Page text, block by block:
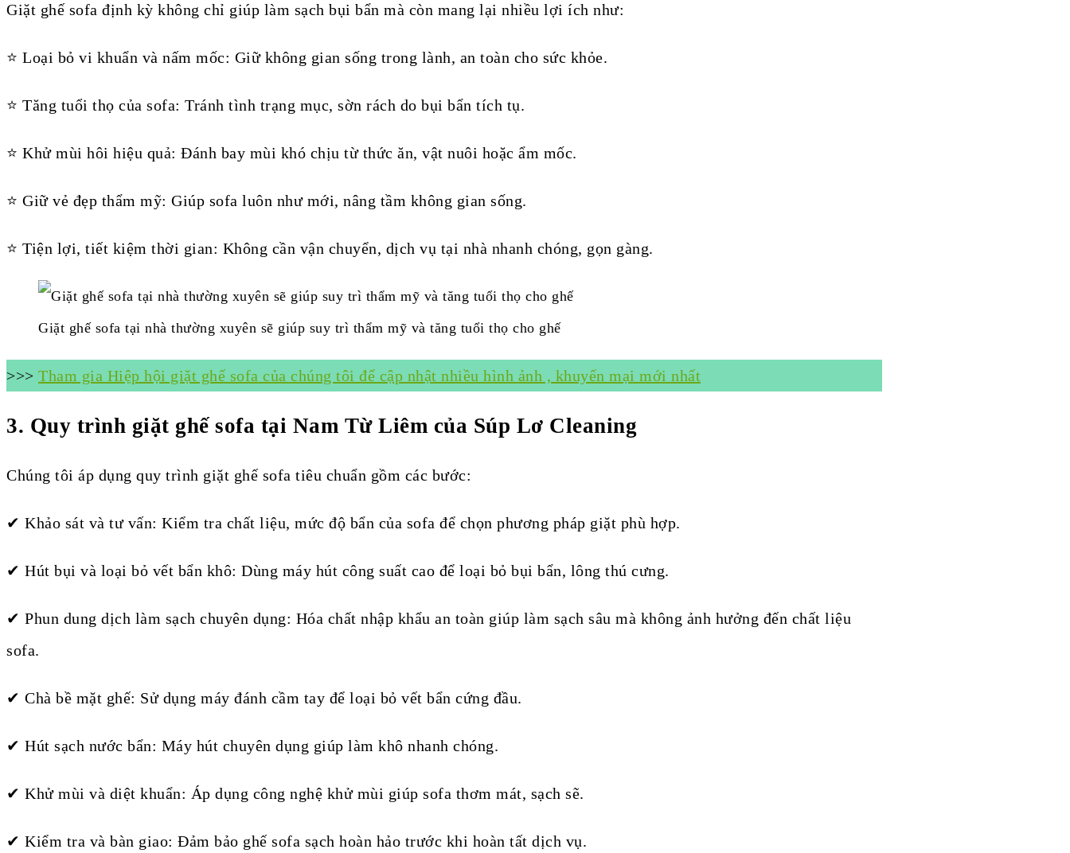
Giặt ghế sofa định kỳ không chỉ giúp làm sạch bụi bẩn mà còn mang lại nhiều lợi ích như:
⭐ Loại bỏ vi khuẩn và nấm mốc: Giữ không gian sống trong lành, an toàn cho sức khỏe.
⭐ Tăng tuổi thọ của sofa: Tránh tình trạng mục, sờn rách do bụi bẩn tích tụ.
⭐ Khử mùi hôi hiệu quả: Đánh bay mùi khó chịu từ thức ăn, vật nuôi hoặc ẩm mốc.
⭐ Giữ vẻ đẹp thẩm mỹ: Giúp sofa luôn như mới, nâng tầm không gian sống.
⭐ Tiện lợi, tiết kiệm thời gian: Không cần vận chuyển, dịch vụ tại nhà nhanh chóng, gọn gàng.
Giặt ghế sofa tại nhà thường xuyên sẽ giúp suy trì thẩm mỹ và tăng tuổi thọ cho ghế
>>> Tham gia Hiệp hội giặt ghế sofa của chúng tôi để cập nhật nhiều hình ảnh , khuyến mại mới nhất
3. Quy trình giặt ghế sofa tại Nam Từ Liêm của Súp Lơ Cleaning
Chúng tôi áp dụng quy trình giặt ghế sofa tiêu chuẩn gồm các bước:
✔ Khảo sát và tư vấn: Kiểm tra chất liệu, mức độ bẩn của sofa để chọn phương pháp giặt phù hợp.
✔ Hút bụi và loại bỏ vết bẩn khô: Dùng máy hút công suất cao để loại bỏ bụi bẩn, lông thú cưng.
✔ Phun dung dịch làm sạch chuyên dụng: Hóa chất nhập khẩu an toàn giúp làm sạch sâu mà không ảnh hưởng đến chất liệu
sofa.
✔ Chà bề mặt ghế: Sử dụng máy đánh cầm tay để loại bỏ vết bẩn cứng đầu.
✔ Hút sạch nước bẩn: Máy hút chuyên dụng giúp làm khô nhanh chóng.
✔ Khử mùi và diệt khuẩn: Áp dụng công nghệ khử mùi giúp sofa thơm mát, sạch sẽ.
✔ Kiểm tra và bàn giao: Đảm bảo ghế sofa sạch hoàn hảo trước khi hoàn tất dịch vụ.